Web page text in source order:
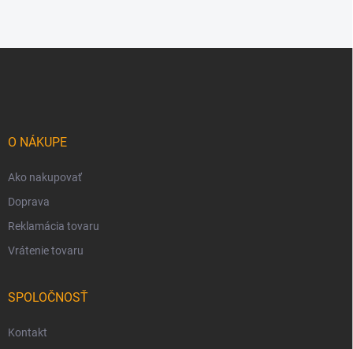
O NÁKUPE
Ako nakupovať
Doprava
Reklamácia tovaru
Vrátenie tovaru
SPOLOČNOSŤ
Kontakt